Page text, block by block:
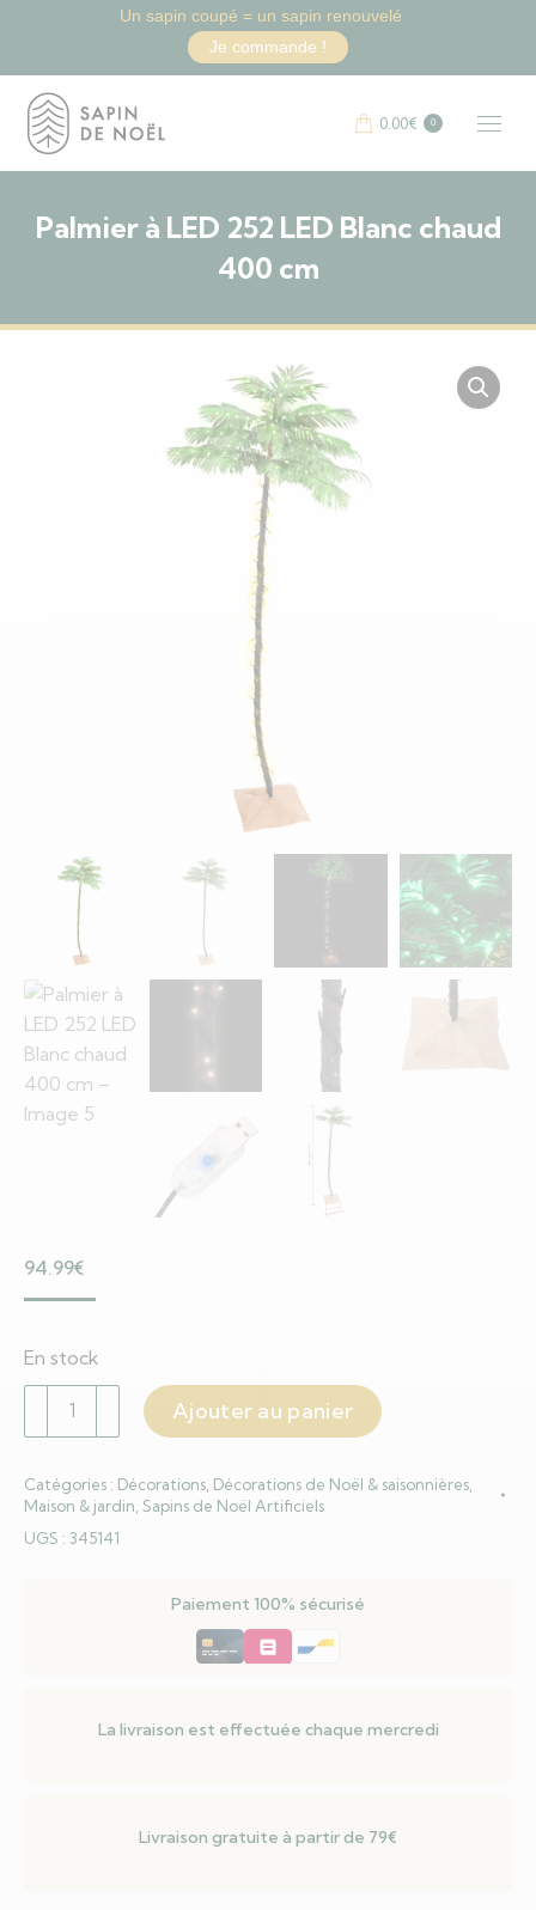
0.00€ 0
Palmier à LED 252 LED Blanc chaud
400 cm
94.99€
En stock
quantité
à
LED
252
Ajouter au panier
Catégories : Décorations Décorations de Noël & saisonnières
Maison & jardin Sapins de Noël Artificiels
UGS : 345141
Paiement 100% sécurisé
La livraison est effectuée chaque mercredi
Livraison gratuite à partir de 79€
Un sapin coupé = un sapin renouvelé
Je commande !